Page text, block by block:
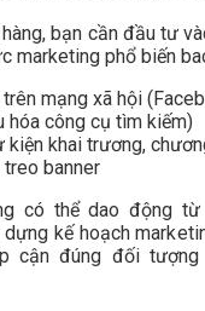
bạn cần đầu tư
marketing phổ biến
mạng xã hội
hóa công cụ tìm kiếm)
kiện khai trương,
treo banner
có thể dao động
kế hoạch
cận đúng đối tượng